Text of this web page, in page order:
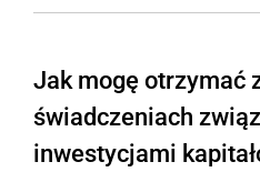
Jak mogę otrzymać
świadczeniach
inwestycjami